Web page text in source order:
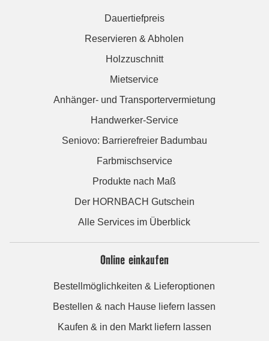
Dauertiefpreis
Reservieren & Abholen
Holzzuschnitt
Mietservice
Anhänger- und Transportervermietung
Handwerker-Service
Seniovo: Barrierefreier Badumbau
Farbmischservice
Produkte nach Maß
Der HORNBACH Gutschein
Alle Services im Überblick
Online einkaufen
Bestellmöglichkeiten & Lieferoptionen
Bestellen & nach Hause liefern lassen
Kaufen & in den Markt liefern lassen